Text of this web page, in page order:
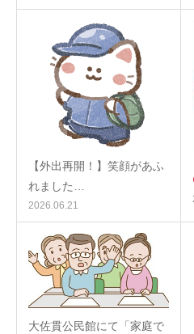
【外出再開！】笑顔があふ
れました…
2026.06.21
大佐貫公民館にて「家庭で